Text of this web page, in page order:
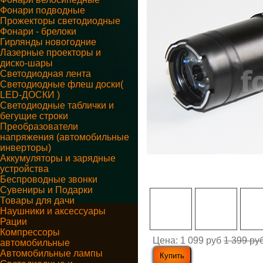
Фонари подводные
Прожекторы светодиодные
Фонари - брелоки
Гирлянды новогодние
Лазерные проекторы и
диско-шары
Светодиодная лента
Светодиодные флеш доски(
LED-ДОСКИ )
Светодиодные таблички и
бегущие строки
Преобразователи
напряжения (автомобильные
инверторы)
Аккумуляторы и зарядные
устройства
Беспроводные звонки
Сувениры и Подарки
Товары для дачи
Наушники и аксессуары
Рации
Компрессоры
автомобильные
Автомобильные лампы
Цена: 1 099 руб 1 399